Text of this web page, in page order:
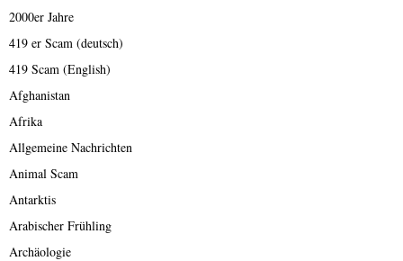
2000er Jahre
419 er Scam (deutsch)
419 Scam (English)
Afghanistan
Afrika
Allgemeine Nachrichten
Animal Scam
Antarktis
Arabischer Frühling
Archäologie